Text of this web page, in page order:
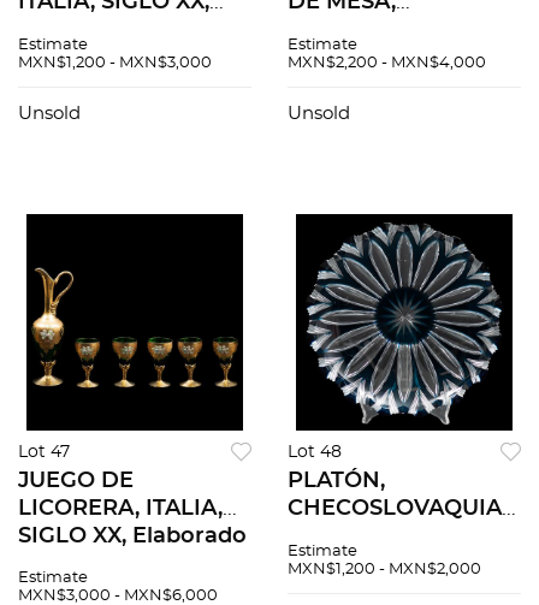
transparente.
y fuste diamantado.
Estimate
MXN$1,200 - MXN$3,000
Unsold
SIGLO XX,
transparente.
Estimate
MXN$2,200 - MXN$4,000
Unsold
Lot 47
JUEGO DE
LICORERA, ITALIA,
SIGLO XX, Elaborado
color verde, detalles
Estimate
MXN$3,000 - MXN$6,000
Lot 48
PLATÓN,
CHECOSLOVAQUIA,
en cristal de
Estimate
MXN$1,200 - MXN$2,000